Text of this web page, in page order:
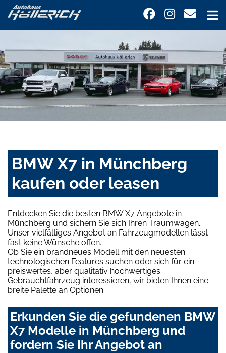
BMW X7 in Münchberg
kaufen oder leasen
Entdecken Sie die besten BMW X7 Angebote in
Münchberg und sichern Sie sich Ihren Traumwagen.
Unser vielfältiges Angebot an Fahrzeugmodellen lässt
fast keine Wünsche offen.
Ob Sie ein brandneues Modell mit den neuesten
technologischen Features suchen oder sich für ein
preiswertes, aber qualitativ hochwertiges
Gebrauchtfahrzeug interessieren, wir bieten Ihnen eine
breite Palette an Optionen.
Erkunden Sie die gefundenen BMW
X7 Modelle in Münchberg und
fordern Sie Ihr Angebot an